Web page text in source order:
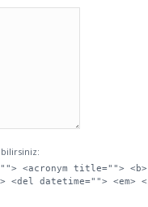
<acronym title=""> <b>
<del datetime=""> <em>